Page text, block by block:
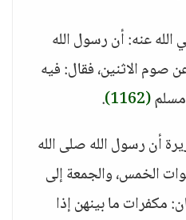
عنه: أن رسول الله
صوم الاثنين، فقال: فيه
(1162)
.
أن رسول الله صلى الله
الخمس، والجمعة إلى
مكفرات ما بينهن إذا